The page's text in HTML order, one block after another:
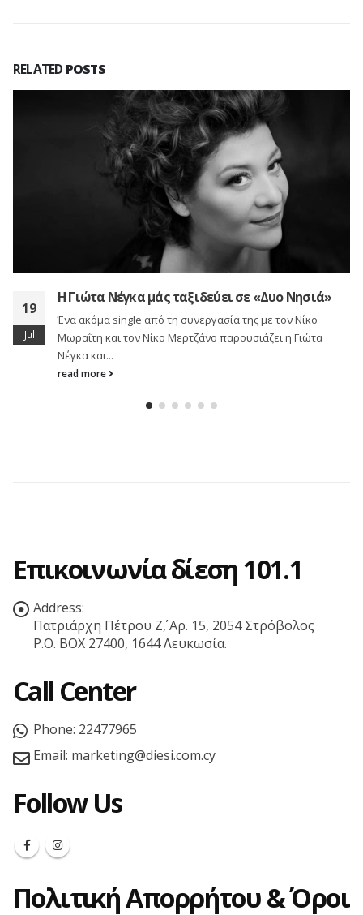
RELATED POSTS
Νησιά»
η Γιώτα
07
Διεκδίκησε υπέροχες σχολικές
σακίδια και backpacks από την
Τ’αυτίσου στον Δίεση 101,1 καθημερινά
Παρασκευή και μάθε πώς θα διεκδικήσεις
Επικοινωνία δίεση 101.1
Address:
Πατριάρχη Πέτρου Ζ΄, Αρ. 15, 2054 Στρόβολος
P.O. BOX 27400, 1644 Λευκωσία.
Call Center
Phone: 22477965
Email: marketing@diesi.com.cy
Follow Us
Πολιτική Απορρήτου & Όροι